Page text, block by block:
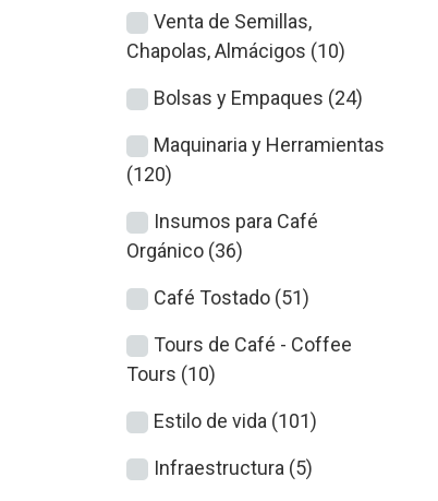
Venta de Semillas,
Chapolas, Almácigos (10)
Bolsas y Empaques (24)
Maquinaria y Herramientas
(120)
Insumos para Café
Orgánico (36)
Café Tostado (51)
Tours de Café - Coffee
Tours (10)
Estilo de vida (101)
Infraestructura (5)